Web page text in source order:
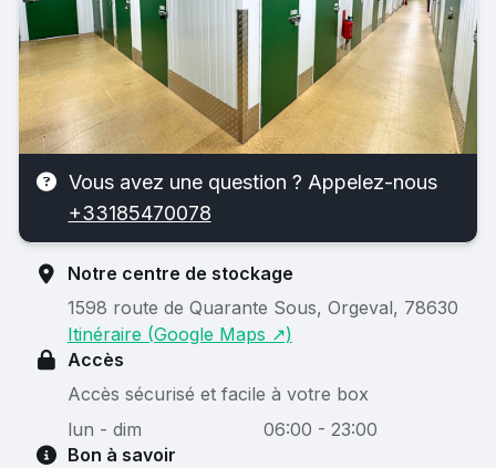
Vous avez une question ? Appelez-nous
+33185470078
Notre centre de stockage
1598 route de Quarante Sous, Orgeval, 78630
Itinéraire (Google Maps ↗)
Accès
Accès sécurisé et facile à votre box
lun - dim
06:00 - 23:00
Bon à savoir